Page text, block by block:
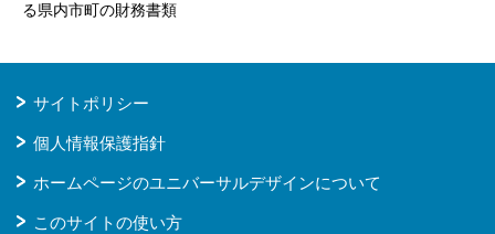
る県内市町の財務書類
サイトポリシー
個人情報保護指針
ホームページのユニバーサルデザインについて
このサイトの使い方